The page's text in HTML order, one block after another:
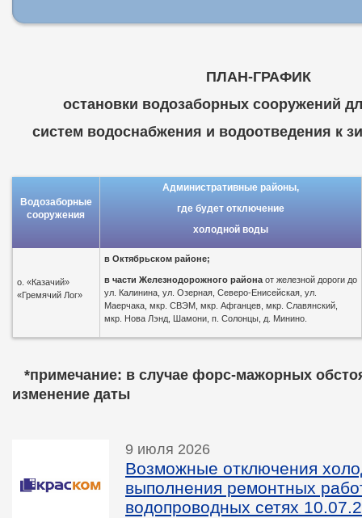
ПЛАН-ГРАФИК
остановки водозаборных сооружений
систем водоснабжения и водоотведения к
Водозаборные
сооружения
Административные районы,
где будет отключение
холодной воды
о. «Казачий»
«Гремячий Лог»
в Октябрьском районе;
в части Железнодорожного района от железной дороги до
ул. Калинина, ул. Озерная, Северо-Енисейская, ул.
Маерчака, мкр. СВЭМ, мкр. Афганцев, мкр. Славянский,
мкр. Нова Лэнд, Шамони, п. Солонцы, д. Минино.
*примечание: в случае форс-мажорных
изменение даты
9 июля 2026
Возможные отключения
выполнения ремонтных
водопроводных сетях